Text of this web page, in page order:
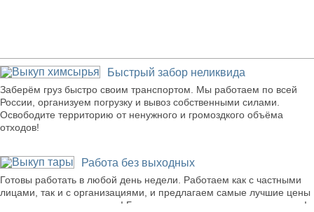
Быстрый забор неликвида
Заберём груз быстро своим транспортом. Мы работаем по всей
России, организуем погрузку и вывоз собственными силами.
Освободите территорию от ненужного и громоздкого объёма
отходов!
Работа без выходных
Готовы работать в любой день недели. Работаем как с частными
лицами, так и с организациями, и предлагаем самые лучшие цены
и условия сотрудничества! Будьте в рамках экологических правил!